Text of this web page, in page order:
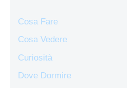
Cosa Fare
Cosa Vedere
Curiosità
Dove Dormire